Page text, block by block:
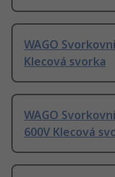
WAGO
Klecová svorka
WAGO
600V Klecová